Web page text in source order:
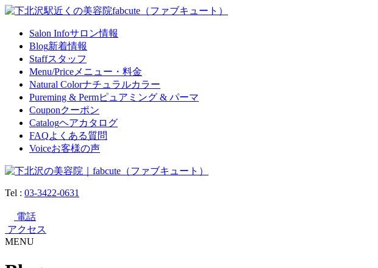
Salon Infoサロン情報
Blog新着情報
Staffスタッフ
Menu/Price メニュー・料金
Natural Colorナチュラルカラー
Pureming & Permピュアミング & パーマ
Couponクーポン
Catalogヘアカタログ
FAQよくある質問
Voiceお客様の声
Tel : 03-3422-0631
電話
アクセス
MENU